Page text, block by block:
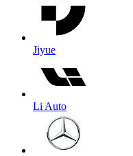
Jiyue
Li Auto